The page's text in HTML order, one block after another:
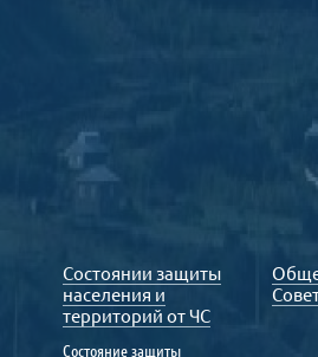
Состоянии защиты
населения и
территорий от ЧС
Состояние защиты